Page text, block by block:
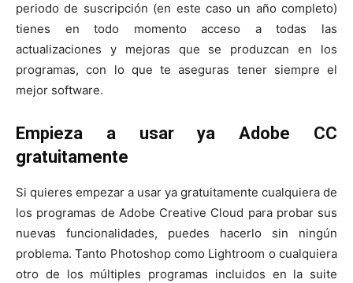
periodo de suscripción (en este caso un año completo)
tienes en todo momento acceso a todas las
actualizaciones y mejoras que se produzcan en los
programas, con lo que te aseguras tener siempre el
mejor software.
Empieza a usar ya Adobe CC
gratuitamente
Si quieres empezar a usar ya gratuitamente cualquiera de
los programas de Adobe Creative Cloud para probar sus
nuevas funcionalidades, puedes hacerlo sin ningún
problema. Tanto Photoshop como Lightroom o cualquiera
otro de los múltiples programas incluidos en la suite